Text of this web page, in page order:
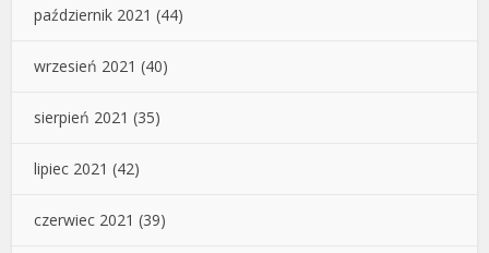
październik 2021 (44)
wrzesień 2021 (40)
sierpień 2021 (35)
lipiec 2021 (42)
czerwiec 2021 (39)